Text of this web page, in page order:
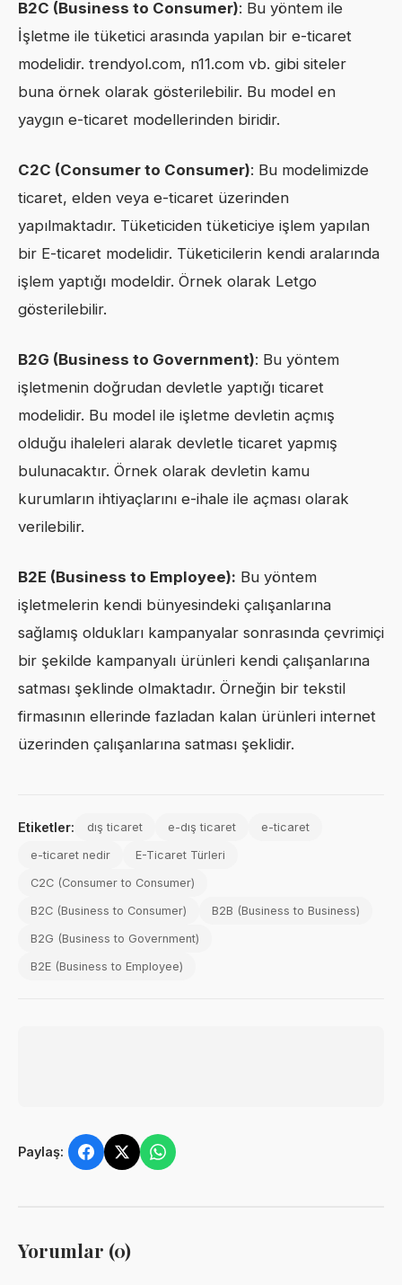
B2C (Business to Consumer): Bu yöntem ile
İşletme ile tüketici arasında yapılan bir e-ticaret
modelidir. trendyol.com, n11.com vb. gibi siteler
buna örnek olarak gösterilebilir. Bu model en
yaygın e-ticaret modellerinden biridir.
C2C (Consumer to Consumer): Bu modelimizde
ticaret, elden veya e-ticaret üzerinden
yapılmaktadır. Tüketiciden tüketiciye işlem yapılan
bir E-ticaret modelidir. Tüketicilerin kendi aralarında
işlem yaptığı modeldir. Örnek olarak Letgo
gösterilebilir.
B2G (Business to Government): Bu yöntem
işletmenin doğrudan devletle yaptığı ticaret
modelidir. Bu model ile işletme devletin açmış
olduğu ihaleleri alarak devletle ticaret yapmış
bulunacaktır. Örnek olarak devletin kamu
kurumların ihtiyaçlarını e-ihale ile açması olarak
verilebilir.
B2E (Business to Employee): Bu yöntem
işletmelerin kendi bünyesindeki çalışanlarına
sağlamış oldukları kampanyalar sonrasında çevrimiçi
bir şekilde kampanyalı ürünleri kendi çalışanlarına
satması şeklinde olmaktadır. Örneğin bir tekstil
firmasının ellerinde fazladan kalan ürünleri internet
üzerinden çalışanlarına satması şeklidir.
Etiketler: dış ticaret e-dış ticaret e-ticaret
e-ticaret nedir E-Ticaret Türleri
C2C (Consumer to Consumer)
B2C (Business to Consumer) B2B (Business to Business)
B2G (Business to Government)
B2E (Business to Employee)
Paylaş:
Yorumlar (0)